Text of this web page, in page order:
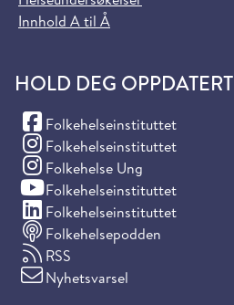
Innhold A til Å
HOLD DEG OPPDATERT
Folkehelseinstituttet
(Facebook)
Folkehelseinstituttet
(Instagram)
Folkehelse Ung
(Instagram)
Folkehelseinstituttet
(YouTube)
Folkehelseinstituttet
(LinkedIn)
Folkehelsepodden
RSS
Nyhetsvarsel